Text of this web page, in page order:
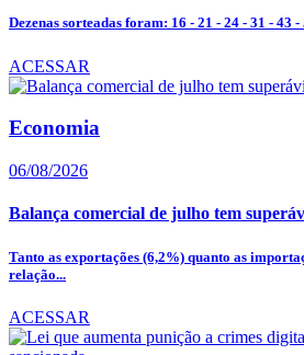
Dezenas sorteadas foram: 16 - 21 - 24 - 31 - 43 -
ACESSAR
Economia
06/08/2026
Balança comercial de julho tem
Tanto as exportações (6,2%) quanto as
relação...
ACESSAR